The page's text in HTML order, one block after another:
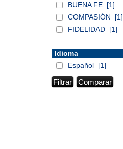
BUENA FE [1]
COMPASIÓN
[1]
FIDELIDAD [1]
Idioma
Español [1]